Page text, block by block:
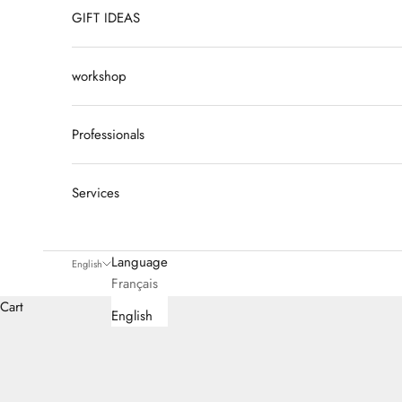
GIFT IDEAS
workshop
Professionals
Services
English
Language
Français
English
Cart
Elsa Haas evolves from galleries to design studios before